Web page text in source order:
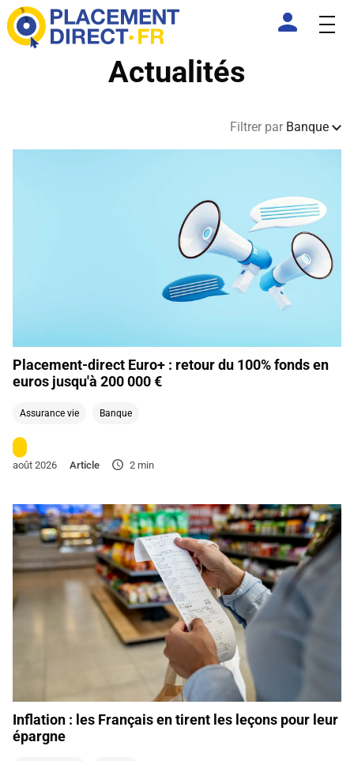
Actualités
Filtrer par Banque
Placement-direct Euro+ : retour du 100% fonds en
euros jusqu'à 200 000 €
Assurance vie Banque
août 2026 Article 2 min
Inflation : les Français en tirent les leçons pour leur
épargne